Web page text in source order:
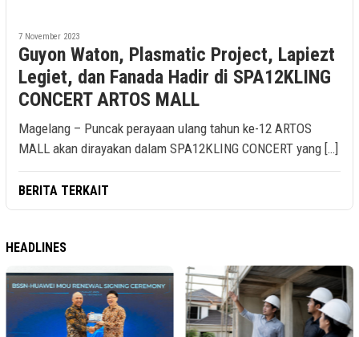
7 November 2023
Guyon Waton, Plasmatic Project, Lapiezt
Legiet, dan Fanada Hadir di SPA12KLING
CONCERT ARTOS MALL
Magelang – Puncak perayaan ulang tahun ke-12 ARTOS
MALL akan dirayakan dalam SPA12KLING CONCERT yang […]
BERITA TERKAIT
HEADLINES